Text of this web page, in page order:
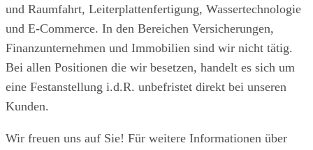
und Raumfahrt, Leiterplattenfertigung, Wassertechnologie
und E-Commerce. In den Bereichen Versicherungen,
Finanzunternehmen und Immobilien sind wir nicht tätig.
Bei allen Positionen die wir besetzen, handelt es sich um
eine Festanstellung i.d.R. unbefristet direkt bei unseren
Kunden.
Wir freuen uns auf Sie! Für weitere Informationen über